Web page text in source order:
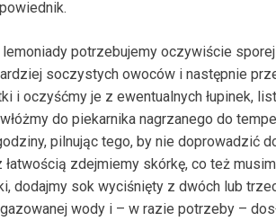
potrzebujemy oczywiście
soczystych owoców i następnie
i oczyśćmy je z ewentualnych łupinek,
do piekarnika nagrzanego do
pilnując tego, by nie doprowadzić
zdejmiemy skórkę, co też
dodajmy sok wyciśnięty z dwóch lub
wody i – w razie potrzeby –